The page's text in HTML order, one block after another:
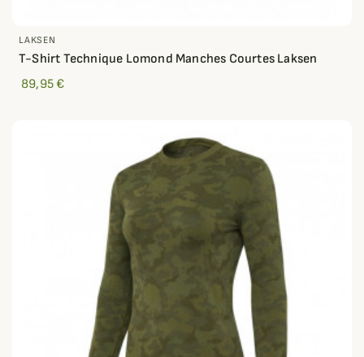
LAKSEN
T-Shirt Technique Lomond Manches Courtes Laksen
89,95 €